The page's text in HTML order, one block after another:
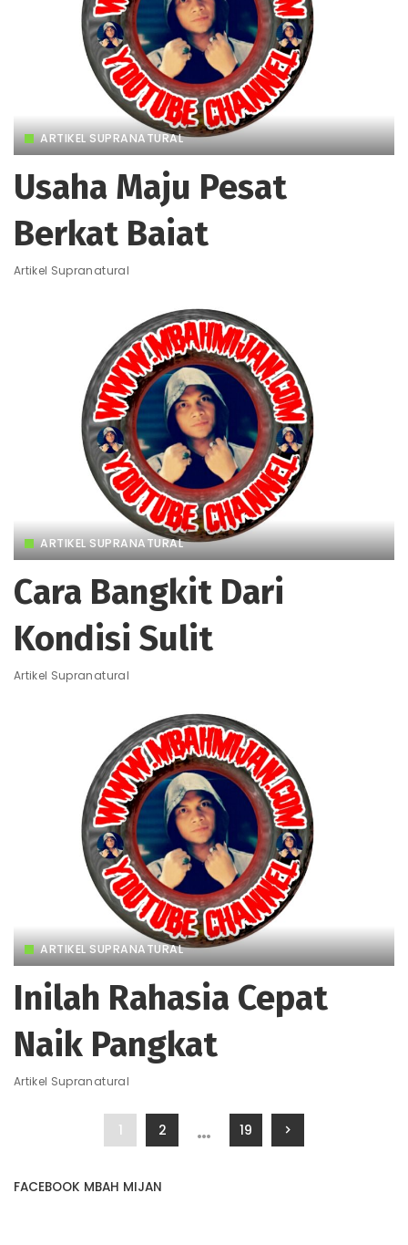
ARTIKEL SUPRANATURAL
Usaha Maju Pesat
Berkat Baiat
Artikel Supranatural
ARTIKEL SUPRANATURAL
Cara Bangkit Dari
Kondisi Sulit
Artikel Supranatural
ARTIKEL SUPRANATURAL
Inilah Rahasia Cepat
Naik Pangkat
Artikel Supranatural
1 2 … 19
FACEBOOK MBAH MIJAN